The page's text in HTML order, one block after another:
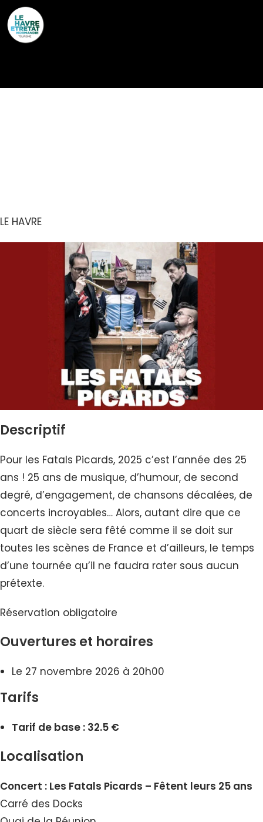
LE HAVRE
Descriptif
Pour les Fatals Picards, 2025 c’est l’année des 25
ans ! 25 ans de musique, d’humour, de second
degré, d’engagement, de chansons décalées, de
concerts incroyables… Alors, autant dire que ce
quart de siècle sera fêté comme il se doit sur
toutes les scènes de France et d’ailleurs, le temps
d’une tournée qu’il ne faudra rater sous aucun
prétexte.
Réservation obligatoire
Ouvertures et horaires
Le 27 novembre 2026 à 20h00
Tarifs
Tarif de base : 32.5 €
Localisation
Concert : Les Fatals Picards – Fêtent leurs 25 ans
Carré des Docks
Cookies management panel